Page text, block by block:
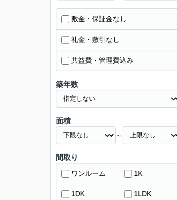
敷金・保証金なし
礼金・敷引なし
共益費・管理費込み
築年数
面積
～
間取り
ワンルーム 1K
1DK 1LDK